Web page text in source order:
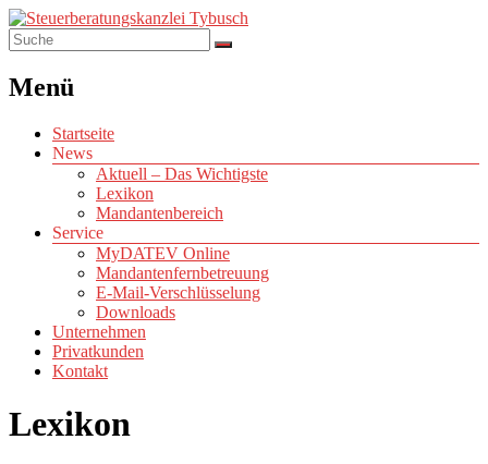
Menü
Startseite
News
Aktuell – Das Wichtigste
Lexikon
Mandantenbereich
Service
MyDATEV Online
Mandantenfernbetreuung
E-Mail-Verschlüsselung
Downloads
Unternehmen
Privatkunden
Kontakt
Lexikon